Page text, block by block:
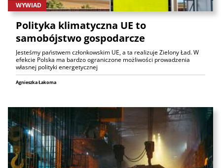
WYWIAD
Polityka klimatyczna UE to
samobójstwo gospodarcze
Jesteśmy państwem członkowskim UE, a ta realizuje Zielony Ład. W
efekcie Polska ma bardzo ograniczone możliwości prowadzenia
własnej polityki energetycznej
Agnieszka Łakoma